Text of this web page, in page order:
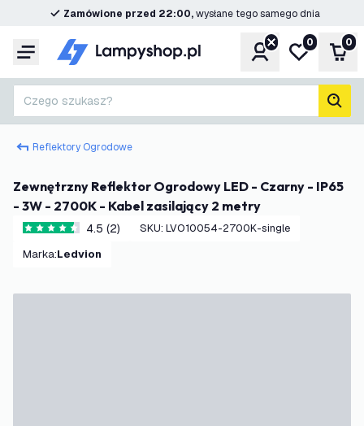
Zamówione przed 22:00,wysłane tego samego dnia
Menu KontoMoja lista
0 0
Czego szukasz?
Reflektory Ogrodowe
Zewnętrzny Reflektor Ogrodowy LED - Czarny - IP65
- 3W - 2700K - Kabel zasilający 2 metry
4.5 Gwiazdki oceny
4.5 (2) SKU: LVO10054-2700K-single
Marka: Ledvion